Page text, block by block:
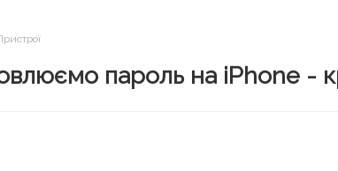
пароль на iPhone -